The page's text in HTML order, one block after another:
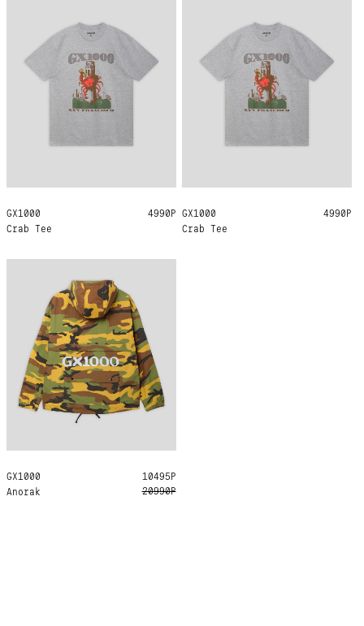
GX1000
Crab Tee
L XL 4990Р GX1000
Crab Tee
L XL 4990Р
GX1000
Anorak
S
10495Р
20990Р